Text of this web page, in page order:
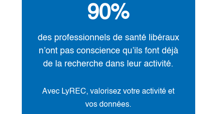
90%
des professionnels de santé libéraux
n’ont pas conscience qu’ils font déjà
de la recherche dans leur activité.
Avec LyREC, valorisez votre activité et
vos données.